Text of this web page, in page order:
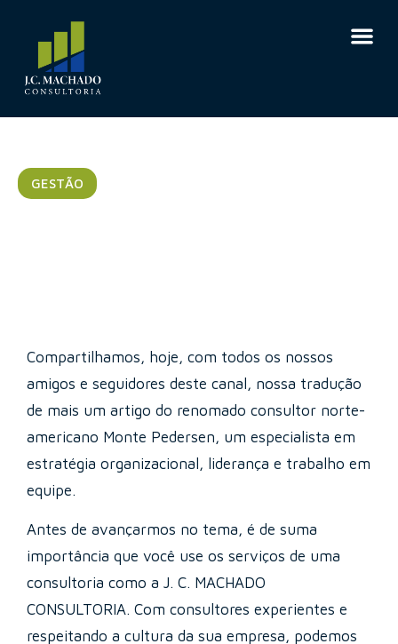
GESTÃO
Compartilhamos, hoje, com todos os nossos
amigos e seguidores deste canal, nossa tradução
de mais um artigo do renomado consultor norte-
americano Monte Pedersen, um especialista em
estratégia organizacional, liderança e trabalho em
equipe.
Antes de avançarmos no tema, é de suma
importância que você use os serviços de uma
consultoria como a J. C. MACHADO
CONSULTORIA. Com consultores experientes e
respeitando a cultura da sua empresa, podemos